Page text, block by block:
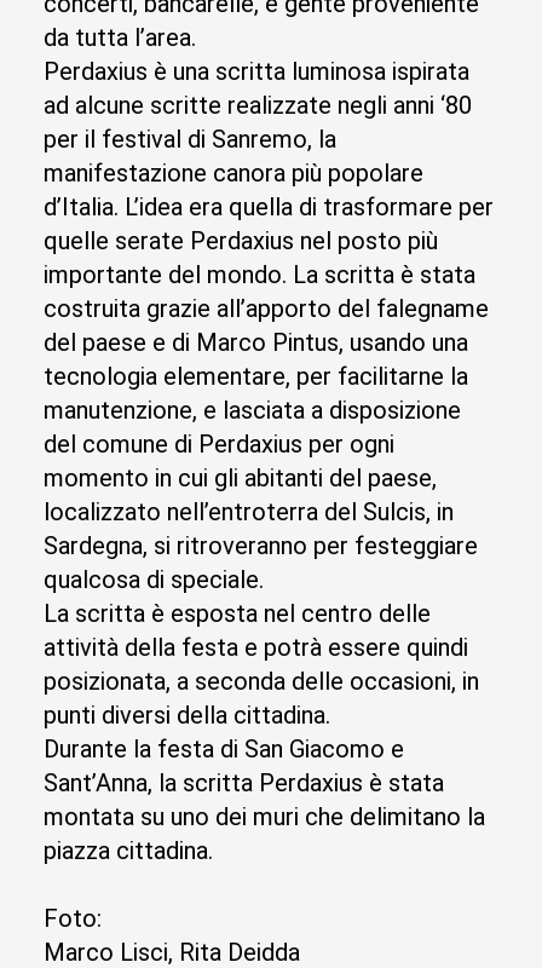
da tutta l’area.
Perdaxius è una scritta luminosa ispirata
ad alcune scritte realizzate negli anni ‘80
per il festival di Sanremo, la
manifestazione canora più popolare
d’Italia. L’idea era quella di trasformare per
quelle serate Perdaxius nel posto più
importante del mondo. La scritta è stata
costruita grazie all’apporto del falegname
del paese e di Marco Pintus, usando una
tecnologia elementare, per facilitarne la
manutenzione, e lasciata a disposizione
del comune di Perdaxius per ogni
momento in cui gli abitanti del paese,
localizzato nell’entroterra del Sulcis, in
Sardegna, si ritroveranno per festeggiare
qualcosa di speciale.
La scritta è esposta nel centro delle
attività della festa e potrà essere quindi
posizionata, a seconda delle occasioni, in
punti diversi della cittadina.
Durante la festa di San Giacomo e
Sant’Anna, la scritta Perdaxius è stata
montata su uno dei muri che delimitano la
piazza cittadina.
Foto:
Marco Lisci, Rita Deidda